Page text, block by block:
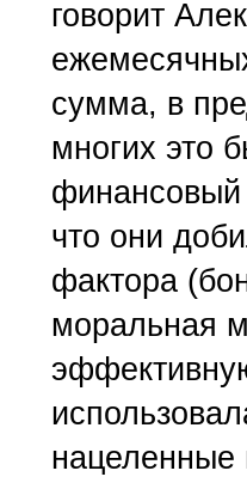
говорит
сумма, в
многих это
финансовый
что они
фактора
моральная
нацеленные